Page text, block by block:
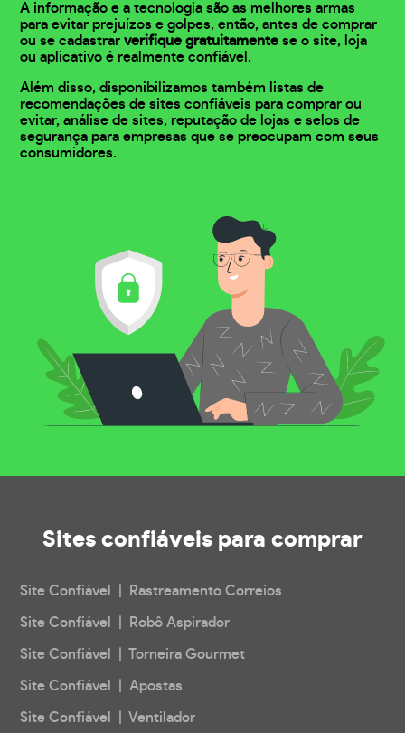
A informação e a tecnologia são as melhores armas
para evitar prejuízos e golpes, então, antes de comprar
ou se cadastrarverifique gratuitamente se o site, loja
ou aplicativo é realmente confiável.
Além disso, disponibilizamos também listas de
recomendações de sites confiáveis para comprar ou
evitar, análise de sites, reputação de lojas e selos de
segurança para empresas que se preocupam com seus
consumidores.
Sites confiáveis para comprar
Site Confiável | Rastreamento Correios
Site Confiável | Robô Aspirador
Site Confiável | Torneira Gourmet
Site Confiável | Apostas
Site Confiável | Ventilador